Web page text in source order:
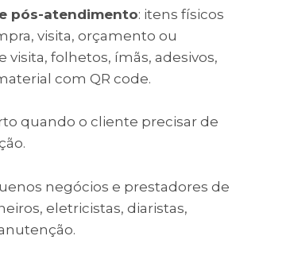
pós-atendimento: itens físicos
visita, orçamento ou
visita, folhetos, ímãs, adesivos,
com QR code.
quando o cliente precisar de
negócios e prestadores de
eletricistas, diaristas,